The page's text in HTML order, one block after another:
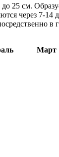
25 см.
через 7-
Март